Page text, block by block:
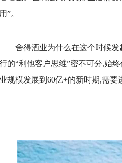
用”。
舍得酒业为什么在这个时候
行的“利他客户思维”密不可分,始
业规模发展到60亿+的新时期,需要